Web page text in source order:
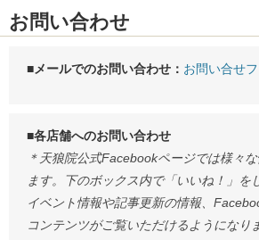
お問い合わせ
■メールでのお問い合わせ： お問い合せ
■各店舗へのお問い合わせ
＊天狼院公式Facebookページでは様々
ます。下のボックス内で「いいね！」を
イベント情報や記事更新の情報、
コンテンツがご覧いただけるようになり